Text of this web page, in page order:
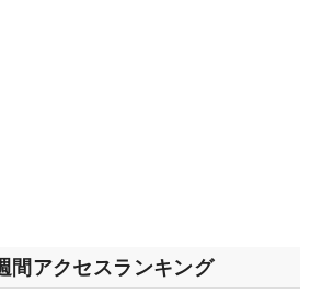
間アクセスランキング